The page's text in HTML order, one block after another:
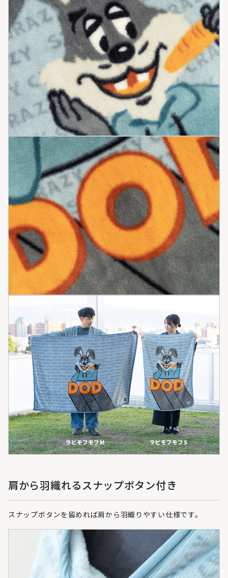
肩から羽織れるスナップボタン付き
スナップボタンを留めれば肩から羽織りやすい仕様です。